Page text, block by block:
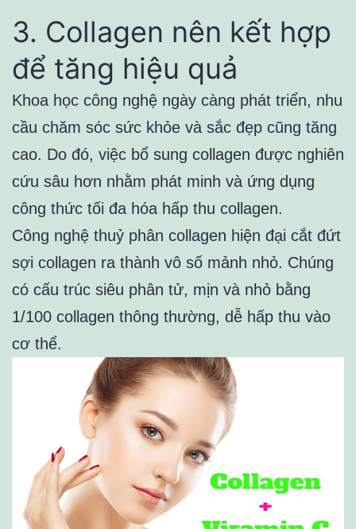
3. Collagen nên kết hợp
để tăng hiệu quả
Khoa học công nghệ ngày càng phát triển, nhu
cầu chăm sóc sức khỏe và sắc đẹp cũng tăng
cao. Do đó, việc bổ sung collagen được nghiên
cứu sâu hơn nhằm phát minh và ứng dụng
công thức tối đa hóa hấp thu collagen.
Công nghệ thuỷ phân collagen hiện đại cắt đứt
sợi collagen ra thành vô số mảnh nhỏ. Chúng
có cấu trúc siêu phân tử, mịn và nhỏ bằng
1/100 collagen thông thường, dễ hấp thu vào
cơ thể.